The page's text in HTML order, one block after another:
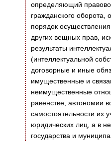
определяющий
гражданского оборота,
порядок
других вещных прав,
результаты
(интеллектуальной
договорные и иные
имущественные и
неимущественные
равенстве, автономии
самостоятельности их
юридических лиц, а в
государства и